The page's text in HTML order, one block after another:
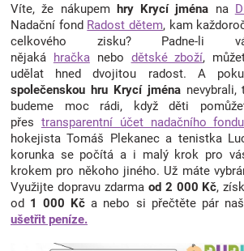
Víte, že nákupem hry Krycí jména na
Nadační fond Radost dětem, kam
celkového zisku? Padne-
nějaká hračka nebo dětské zboží,
udělat hned dvojitou radost. A
společenskou hru Krycí jménanevybrali,
budeme moc rádi, když děti
přes transparentní účet nadačního fondu
hokejista Tomáš Plekanec a tenistka
korunka se počítá a i malý krok pro
krokem pro někoho jiného. Už máte
Využijte dopravu zdarma od 2 000 Kč,
od 1 000 Kč a nebo si přečtěte pár
ušetřit peníze.